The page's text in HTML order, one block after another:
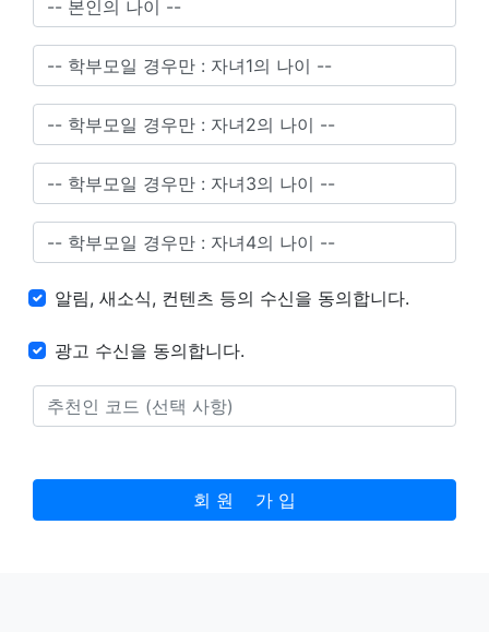
알림, 새소식, 컨텐츠 등의 수신을 동의합니다.
광고 수신을 동의합니다.
회 원 가 입